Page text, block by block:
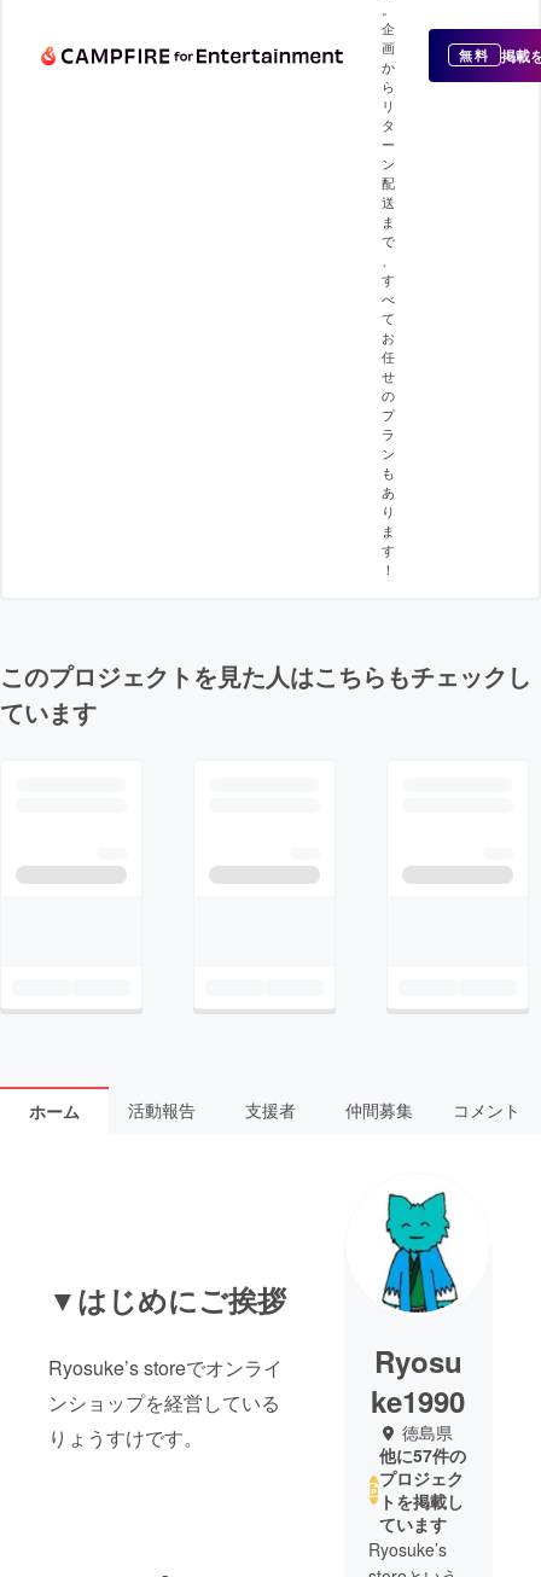
企
画
か
ら
リ
タ
ー
ン
配
送
ま
で
す
べ
て
お
任
せ
の
プ
ラ
ン
も
あ
り
ま
す
！
無料 掲載
このプロジェクトを見た人はこちらもチェックし
ています
ホーム 活動報告 支援者 仲間募集 コメント
▼はじめにご挨拶
Ryosuke’s storeでオンライ
ンショップを経営している
りょうすけです。
Ryosu
ke1990
徳島県
他に57件の
プロジェク
トを掲載し
ています
Ryosuke’s